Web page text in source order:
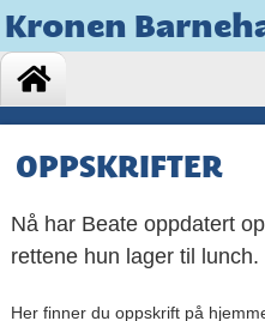
Kronen
OPPSKRIFTER
Nå har Beate oppdatert
rettene hun lager til lunch.
Her finner du oppskrift på